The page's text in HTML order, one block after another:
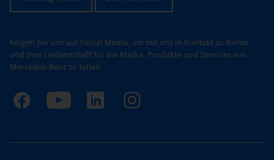
Folgen Sie uns auf Social Media, um mit uns in Kontakt zu treten
und Ihre Leidenschaft für die Marke, Produkte und Services von
Mercedes-Benz zu teilen.